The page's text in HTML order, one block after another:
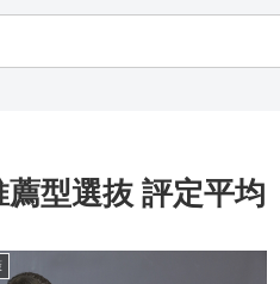
薦型選抜 評定平均